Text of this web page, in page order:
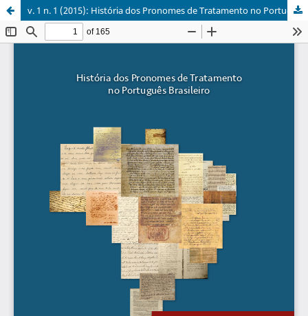
v. 1 n. 1 (2015): História dos Pronomes de Tratamento no Português Brasileiro